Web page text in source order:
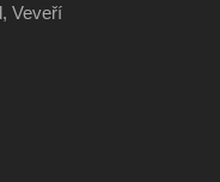
Veveří